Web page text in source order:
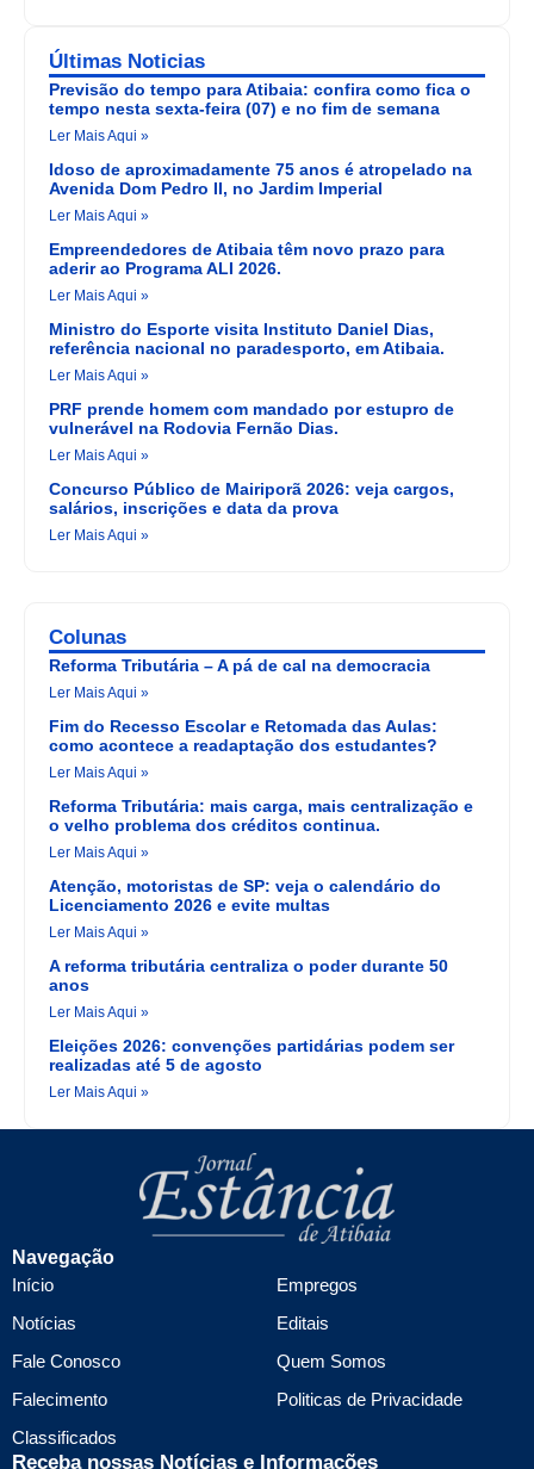
Últimas Noticias
Previsão do tempo para Atibaia: confira como fica o
tempo nesta sexta-feira (07) e no fim de semana
Ler Mais Aqui »
Idoso de aproximadamente 75 anos é atropelado na
Avenida Dom Pedro II, no Jardim Imperial
Ler Mais Aqui »
Empreendedores de Atibaia têm novo prazo para
aderir ao Programa ALI 2026.
Ler Mais Aqui »
Ministro do Esporte visita Instituto Daniel Dias,
referência nacional no paradesporto, em Atibaia.
Ler Mais Aqui »
PRF prende homem com mandado por estupro de
vulnerável na Rodovia Fernão Dias.
Ler Mais Aqui »
Concurso Público de Mairiporã 2026: veja cargos,
salários, inscrições e data da prova
Ler Mais Aqui »
Colunas
Reforma Tributária – A pá de cal na democracia
Ler Mais Aqui »
Fim do Recesso Escolar e Retomada das Aulas:
como acontece a readaptação dos estudantes?
Ler Mais Aqui »
Reforma Tributária: mais carga, mais centralização e
o velho problema dos créditos continua.
Ler Mais Aqui »
Atenção, motoristas de SP: veja o calendário do
Licenciamento 2026 e evite multas
Ler Mais Aqui »
A reforma tributária centraliza o poder durante 50
anos
Ler Mais Aqui »
Eleições 2026: convenções partidárias podem ser
realizadas até 5 de agosto
Ler Mais Aqui »
Navegação
Início
Notícias
Fale Conosco
Falecimento
Classificados
Empregos
Editais
Quem Somos
Politicas de Privacidade
Receba nossas Notícias e Informações